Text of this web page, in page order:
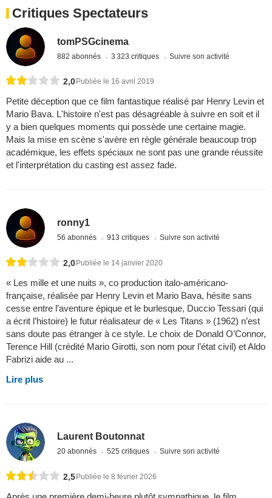
Critiques Spectateurs
tomPSGcinema
882 abonnés 3 323 critiques Suivre son activité
2,0 Publiée le 16 avril 2019
Petite déception que ce film fantastique réalisé par Henry Levin et
Mario Bava. L'histoire n'est pas désagréable à suivre en soit et il
y a bien quelques moments qui possède une certaine magie.
Mais la mise en scène s'avère en règle générale beaucoup trop
académique, les effets spéciaux ne sont pas une grande réussite
et l'interprétation du casting est assez fade.
ronny1
56 abonnés 913 critiques Suivre son activité
2,0Publiée le 14 janvier 2020
« Les mille et une nuits », co production italo-américano-
française, réalisée par Henry Levin et Mario Bava, hésite sans
cesse entre l’aventure épique et le burlesque, Duccio Tessari (qui
a écrit l’histoire) le futur réalisateur de « Les Titans » (1962) n’est
sans doute pas étranger à ce style. Le choix de Donald O’Connor,
Terence Hill (crédité Mario Girotti, son nom pour l’état civil) et Aldo
Fabrizi aide au ...
Lire plus
Laurent Boutonnat
20 abonnés 525 critiques Suivre son activité
2,5Publiée le 8 février 2026